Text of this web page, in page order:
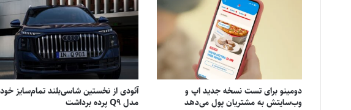
دومینو برای تست نسخه جدید اپ و
وب‌سایتش به مشتریان پول می‌دهد
آئودی از نخستین شاسی‌بلند تمام‌سایز
مدل Q9 پرده برداشت